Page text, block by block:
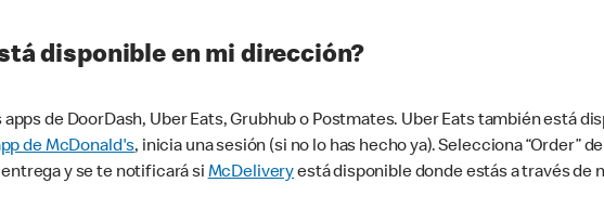
disponible en mi dirección?
de DoorDash, Uber Eats, Grubhub o Postmates. Uber Eats también está
de McDonald's, inicia una sesión (si no lo has hecho ya). Selecciona “Order”
entrega y se te notificará si McDeliveryestá disponible donde estás a través de